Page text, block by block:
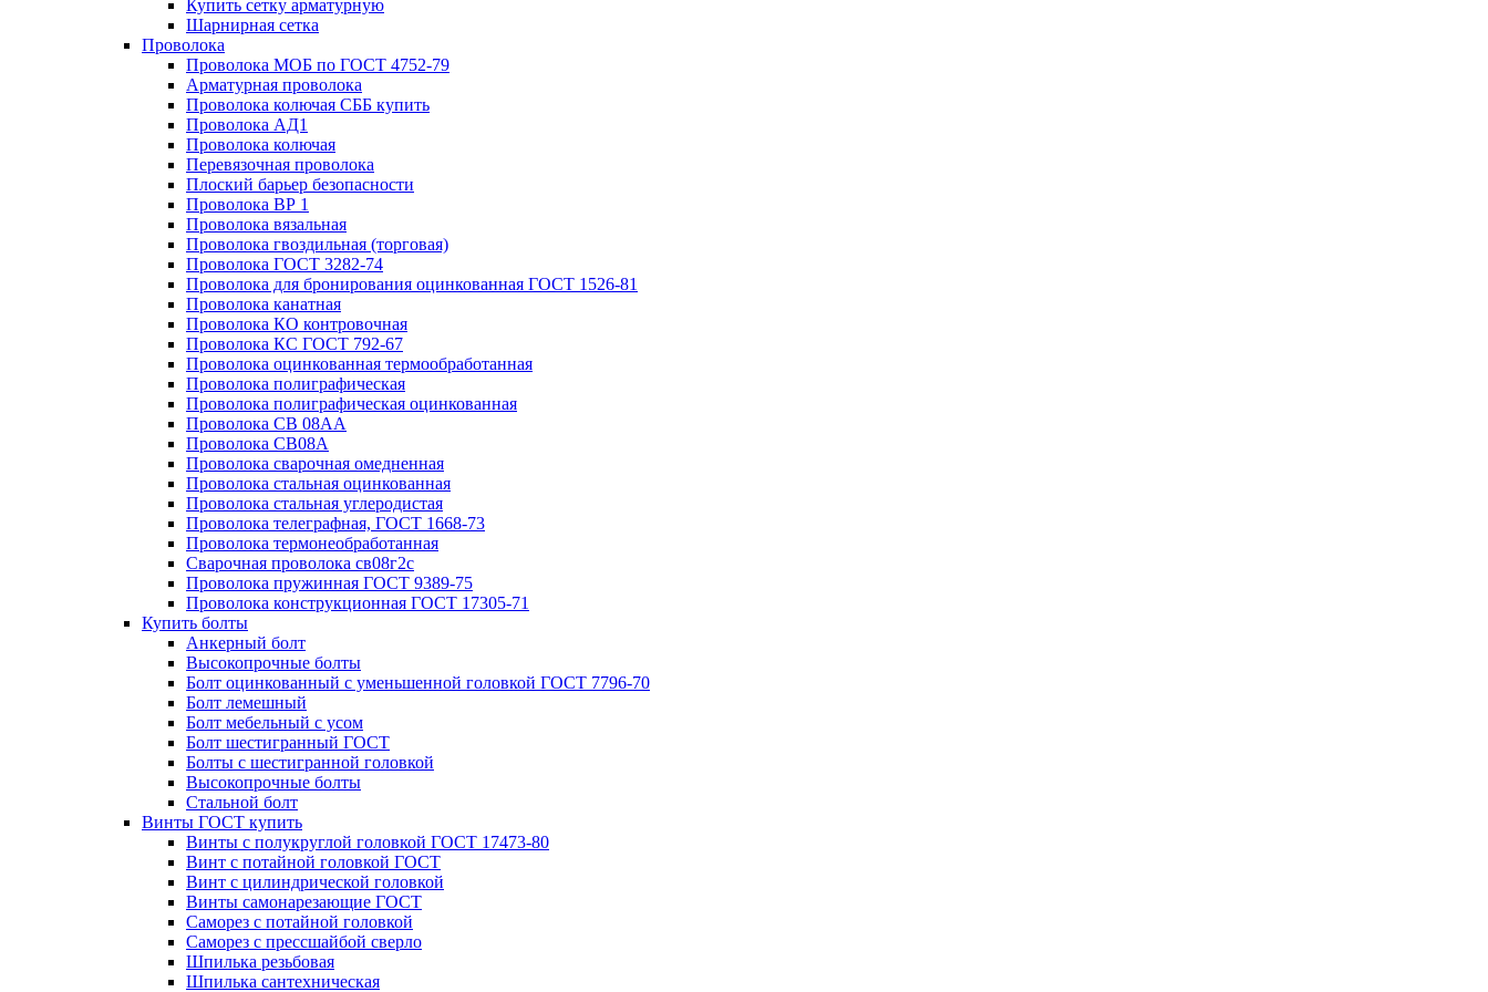
Купить сетку арматурную
Шарнирная сетка
Проволока
Проволока МОБ по ГОСТ 4752-79
Арматурная проволока
Проволока колючая СББ купить
Проволока АД1
Проволока колючая
Перевязочная проволока
Плоский барьер безопасности
Проволока ВР 1
Проволока вязальная
Проволока гвоздильная (торговая)
Проволока ГОСТ 3282-74
Проволока для бронирования оцинкованная ГОСТ 1526-81
Проволока канатная
Проволока КО контровочная
Проволока КС ГОСТ 792-67
Проволока оцинкованная термообработанная
Проволока полиграфическая
Проволока полиграфическая оцинкованная
Проволока СВ 08АА
Проволока СВ08А
Проволока сварочная омедненная
Проволока стальная оцинкованная
Проволока стальная углеродистая
Проволока телеграфная, ГОСТ 1668-73
Проволока термонеобработанная
Сварочная проволока св08г2с
Проволока пружинная ГОСТ 9389-75
Проволока конструкционная ГОСТ 17305-71
Купить болты
Анкерный болт
Высокопрочные болты
Болт оцинкованный с уменьшенной головкой ГОСТ 7796-70
Болт лемешный
Болт мебельный с усом
Болт шестигранный ГОСТ
Болты с шестигранной головкой
Высокопрочные болты
Стальной болт
Винты ГОСТ купить
Винты с полукруглой головкой ГОСТ 17473-80
Винт с потайной головкой ГОСТ
Винт с цилиндрической головкой
Винты самонарезающие ГОСТ
Саморез с потайной головкой
Саморез с прессшайбой сверло
Шпилька резьбовая
Шпилька сантехническая